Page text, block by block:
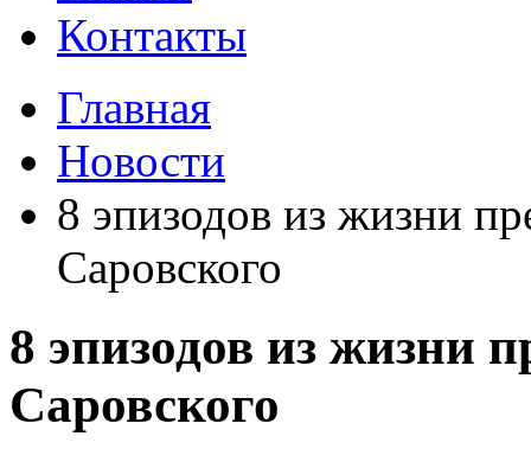
Контакты
Главная
Новости
8 эпизодов из жизни
Саровского
8 эпизодов из жизни
Саровского